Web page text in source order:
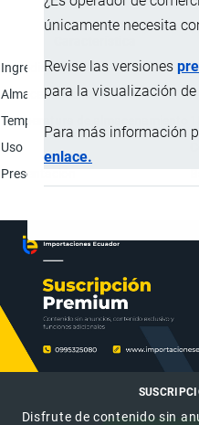
únicamente necesita
Revise las versiones
para la visualización de
Para más información
enlace.
Ingredientes
Almacenamiento
Temperatura de almacenamiento
Uso
Presentación
Disfrute de contenido sin